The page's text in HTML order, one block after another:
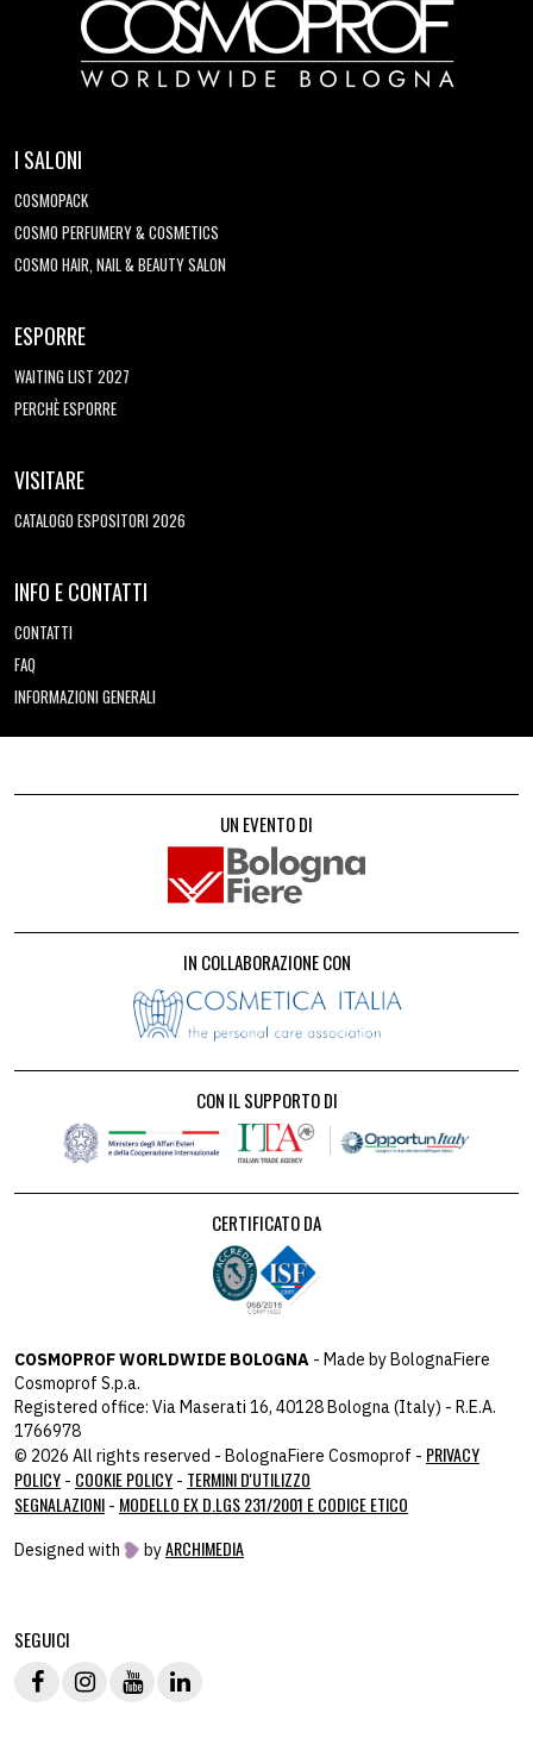
I SALONI
COSMOPACK
COSMO PERFUMERY & COSMETICS
COSMO HAIR, NAIL & BEAUTY SALON
ESPORRE
WAITING LIST 2027
PERCHÈ ESPORRE
VISITARE
CATALOGO ESPOSITORI 2026
INFO E CONTATTI
CONTATTI
FAQ
INFORMAZIONI GENERALI
UN EVENTO DI
IN COLLABORAZIONE CON
CON IL SUPPORTO DI
CERTIFICATO DA
COSMOPROF WORLDWIDE BOLOGNA - Made by BolognaFiere
Cosmoprof S.p.a.
Registered office: Via Maserati 16, 40128 Bologna (Italy) - R.E.A.
1766978
© 2026 All rights reserved - BolognaFiere Cosmoprof - PRIVACY
POLICY - COOKIE POLICY - TERMINI D'UTILIZZO
SEGNALAZIONI - MODELLO EX D.LGS 231/2001 E CODICE ETICO
Designed with byARCHIMEDIA
SEGUICI